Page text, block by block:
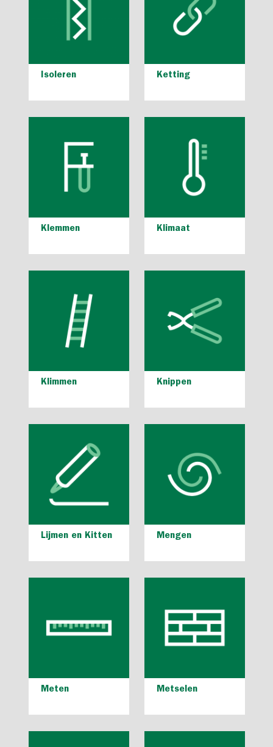
Isoleren Ketting
Klemmen Klimaat
Klimmen Knippen
Lijmen en Kitten Mengen
Meten Metselen